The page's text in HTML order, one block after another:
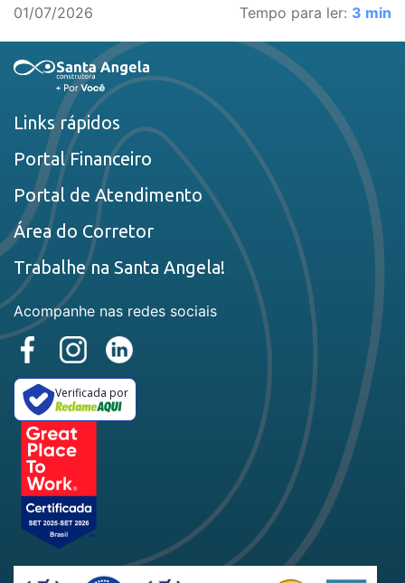
01/07/2026 Tempo para ler: 3 min
Links rápidos
Portal Financeiro
Portal de Atendimento
Área do Corretor
Trabalhe na Santa Angela!
Acompanhe nas redes sociais
Verificada por